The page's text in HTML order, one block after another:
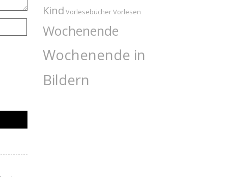
Kind VorlesebücherVorlesen
Wochenende
Wochenende in
Bildern